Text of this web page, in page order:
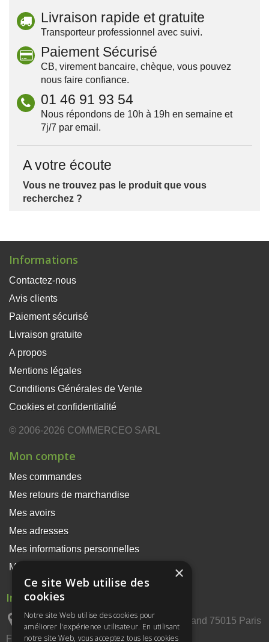
Livraison rapide et gratuite
Transporteur professionnel avec suivi.
Paiement Sécurisé
CB, virement bancaire, chèque, vous pouvez
nous faire confiance.
01 46 91 93 54
Nous répondons de 10h à 19h en semaine et
7j/7 par email.
A votre écoute
Vous ne trouvez pas le produit que vous
recherchez ?
meilleur prix.
Informations
Contactez-nous
Avis clients
Paiement sécurisé
Livraison gratuite
A propos
Mentions légales
Conditions Générales de Vente
Cookies et confidentialité
© 2006-2026 COMMERCEO SARL
Mon compte
Mes commandes
Mes retours de marchandise
Mes avoirs
Mes adresses
Mes informations personnelles
Mes bons de réduction
Informations sur votre boutique
COMMERCEO SARL, 18 rue Saint Amand 75015 Paris
France
×
Ce site Web utilise des
cookies
Notre site Web utilise des cookies pour
améliorer l'expérience utilisateur. En utilisant
notre site Web, vous acceptez tous les cookies